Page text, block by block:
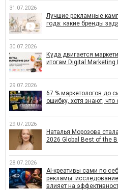
31.07.2026
Лучшие рекламные
года: какие бренды
30.07.2026
Куда двигается
итогам Digital Marketing
29.07.2026
67 % маркетологов до
ошибку, хотя знают, что
29.07.2026
Наталья Морозова
2026 Global Best of the
28.07.2026
AI-креативы сами по
рекламы:
влияет на